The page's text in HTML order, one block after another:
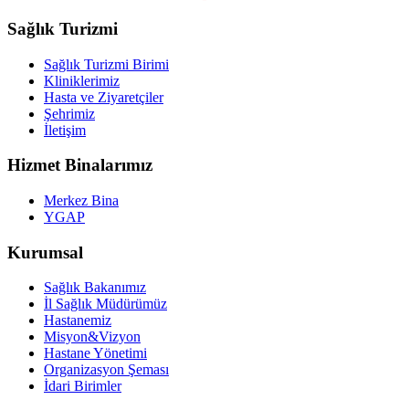
Sağlık Turizmi
Sağlık Turizmi Birimi
Kliniklerimiz
Hasta ve Ziyaretçiler
Şehrimiz
İletişim
Hizmet Binalarımız
Merkez Bina
YGAP
Kurumsal
Sağlık Bakanımız
İl Sağlık Müdürümüz
Hastanemiz
Misyon&Vizyon
Hastane Yönetimi
Organizasyon Şeması
İdari Birimler